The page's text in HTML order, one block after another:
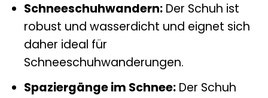
Schneeschuhwandern:Der Schuh ist
robust und wasserdicht und eignet sich
daher ideal für
Schneeschuhwanderungen.
Spaziergänge im Schnee:Der Schuh